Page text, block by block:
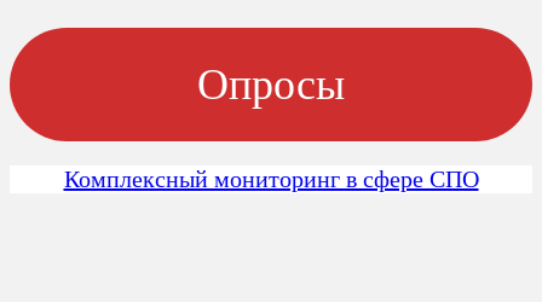
Опросы
Комплексный мониторинг в сфере СПО